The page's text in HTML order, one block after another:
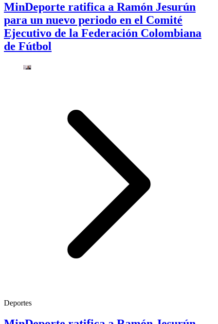
MinDeporte ratifica a Ramón Jesurún
para un nuevo periodo en el Comité
Ejecutivo de la Federación Colombiana
de Fútbol
Deportes